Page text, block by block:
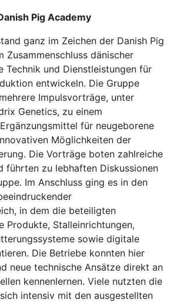
Pig Academy
ganz im Zeichen der Danish Pig
Zusammenschluss dänischer
Technik und Dienstleistungen für
entwickeln. Die Gruppe
Impulsvorträge, unter
Genetics, zu einem
für neugeborene
Möglichkeiten der
Die Vorträge boten zahlreiche
führten zu lebhaften Diskussionen
Im Anschluss ging es in den
in dem die beteiligten
Produkte, Stalleinrichtungen,
sowie digitale
Die Betriebe konnten hier
neue technische Ansätze direkt an
kennenlernen. Viele nutzten die
intensiv mit den ausgestellten